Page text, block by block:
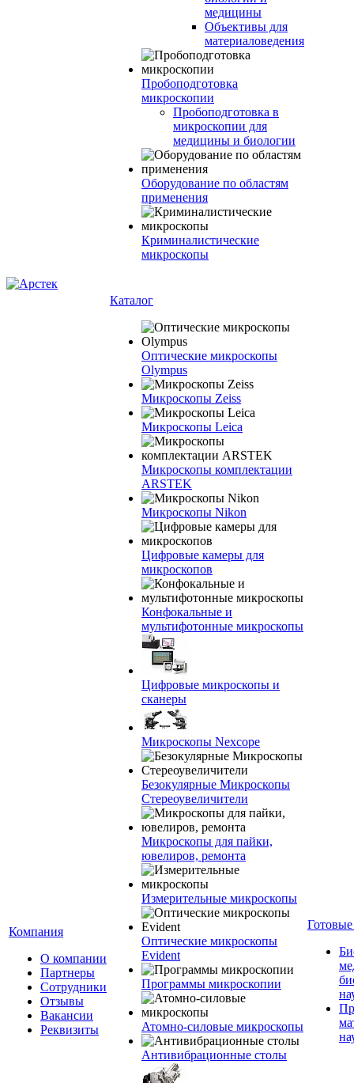
медицины
Объективы для
материаловедения
Пробоподготовка
микроскопии
Пробоподготовка в
микроскопии для
медицины и биологии
Оборудование по областям
применения
Криминалистические
микроскопы
Компания
О компании
Партнеры
Сотрудники
Отзывы
Вакансии
Реквизиты
Каталог
Оптические микроскопы
Olympus
Микроскопы Zeiss
Микроскопы Leica
Микроскопы комплектации
ARSTEK
Микроскопы Nikon
Цифровые камеры для
микроскопов
Конфокальные и
мультифотонные микроскопы
Цифровые микроскопы и
сканеры
Микроскопы Nexcope
Безокулярные Микроскопы
Стереоувеличители
Микроскопы для пайки,
ювелиров, ремонта
Измерительные микроскопы
Оптические микроскопы
Evident
Программы микроскопии
Атомно-силовые микроскопы
Антивибрационные столы